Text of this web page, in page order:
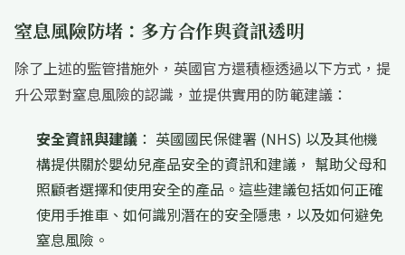
窒息風險防堵：多方合作與資訊透明
除了上述的監管措施外，英國官方還積極透過以下方式，提
升公眾對窒息風險的認識，並提供實用的防範建議：
安全資訊與建議 ： 英國國民保健署 (NHS) 以及其他機
構提供關於嬰幼兒產品安全的資訊和建議， 幫助父母和
照顧者選擇和使用安全的產品。這些建議包括如何正確
使用手推車、如何識別潛在的安全隱患，以及如何避免
窒息風險。